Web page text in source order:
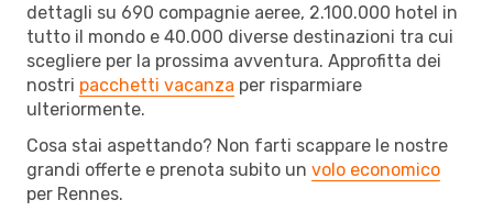
dettagli su 690 compagnie aeree, 2.100.000 hotel in
tutto il mondo e 40.000 diverse destinazioni tra cui
scegliere per la prossima avventura. Approfitta dei
nostri pacchetti vacanza per risparmiare
ulteriormente.
Cosa stai aspettando? Non farti scappare le nostre
grandi offerte e prenota subito un volo economico
per Rennes.